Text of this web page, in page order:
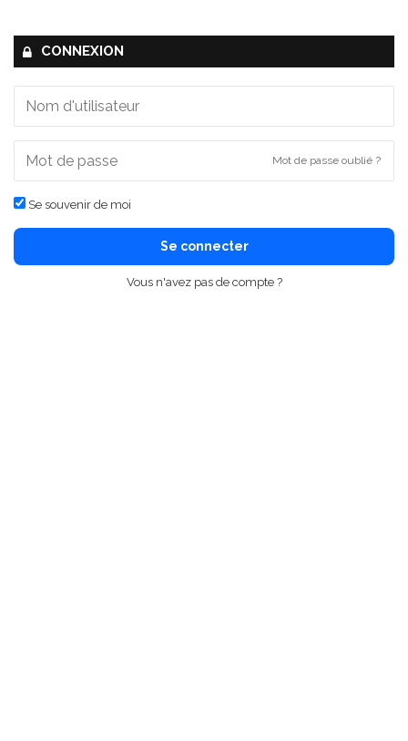
CONNEXION
Mot de passe oublié ?
Se souvenir de moi
Se connecter
Vous n'avez pas de compte ?